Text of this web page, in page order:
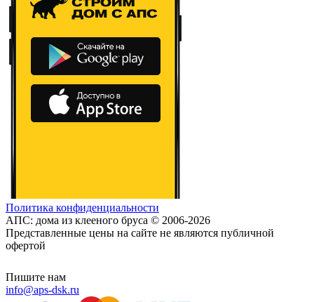
Политика конфиденциальности
АПС: дома из клееного бруса © 2006-2026
Представленные цены на сайте не являются публичной
офертой
Пишите нам
info@aps-dsk.ru